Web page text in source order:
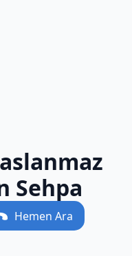
Sehpa
Hemen Ara